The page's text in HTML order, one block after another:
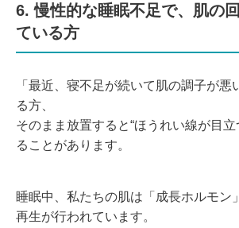
6. 慢性的な睡眠不足で、肌の
ている方
「最近、寝不足が続いて肌の調子が
る方、
そのまま放置すると“ほうれい線が目
ることがあります。
睡眠中、私たちの肌は「成長ホルモン
再生が行われています。